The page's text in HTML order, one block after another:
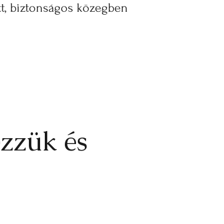
biztonságos közegben
és